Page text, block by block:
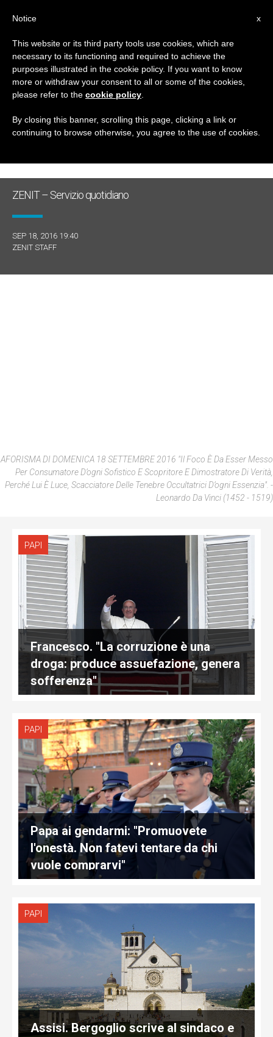
GIORNO
Settembre 18th, 2016
ULTIME NOTIZIE
ZENIT – Servizio quotidiano
SEP 18, 2016 19:40
ZENIT STAFF
AFORISMA DI DOMENICA 18 SETTEMBRE 2016 "Il Foco È Da Esser Messo
Per Consumatore D’ogni Sofistico E Scopritore E Dimostratore Di Verità,
Perché Lui È Luce, Scacciatore Delle Tenebre Occultatrici D’ogni Essenzia". -
Leonardo Da Vinci (1452 - 1519)
PAPI
Francesco. "La corruzione è una
droga: produce assuefazione, genera
sofferenza"
PAPI
Papa ai gendarmi: "Promuovete
l'onestà. Non fatevi tentare da chi
vuole comprarvi"
PAPI
Assisi. Bergoglio scrive al sindaco e
x
Notice
This website or its third party tools use cookies, which are
necessary to its functioning and required to achieve the
purposes illustrated in the cookie policy. If you want to know
more or withdraw your consent to all or some of the cookies,
please refer to the cookie policy
By closing this banner, scrolling this page, clicking a link or
continuing to browse otherwise, you agree to the use of cookies.